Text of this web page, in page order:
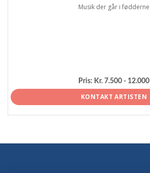
Musik der går i fødderne
Pris: Kr. 7.500 - 12.000
KONTAKT ARTISTEN